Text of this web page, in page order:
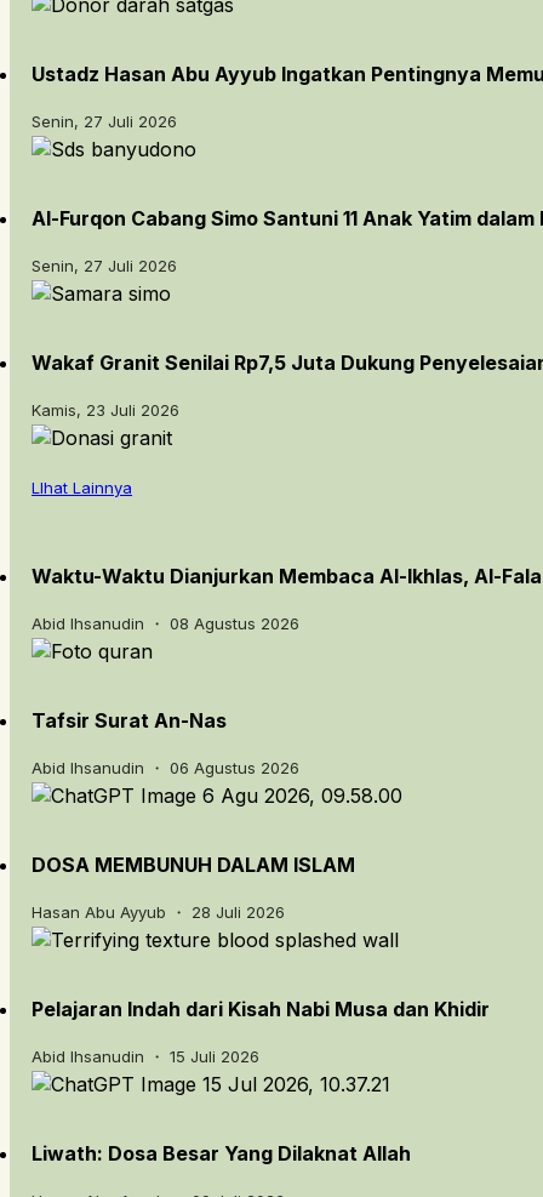
Ustadz Hasan Abu Ayyub Ingatkan Pentingnya
Senin, 27 Juli 2026
Al-Furqon Cabang Simo Santuni 11 Anak Yatim
Senin, 27 Juli 2026
Wakaf Granit Senilai Rp7,5 Juta Dukung
Kamis, 23 Juli 2026
LIhat Lainnya
Waktu-Waktu Dianjurkan Membaca Al-Ikhlas, Al-
Abid Ihsanudin ・ 08 Agustus 2026
Tafsir Surat An-Nas
Abid Ihsanudin ・ 06 Agustus 2026
DOSA MEMBUNUH DALAM ISLAM
Hasan Abu Ayyub ・ 28 Juli 2026
Pelajaran Indah dari Kisah Nabi Musa dan Khidir
Abid Ihsanudin ・ 15 Juli 2026
Liwath: Dosa Besar Yang Dilaknat Allah